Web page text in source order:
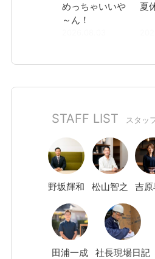
めっちゃいいや
～ん！
夏
STAFF LIST スタッ
野坂輝和 松山智之 吉原
田浦一成 社長現場日記